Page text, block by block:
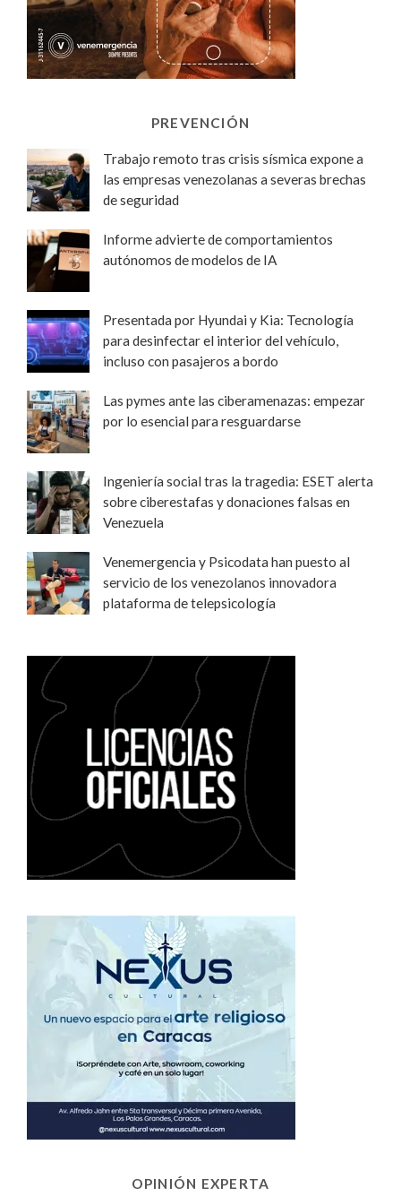
PREVENCIÓN
Trabajo remoto tras crisis sísmica expone a
las empresas venezolanas a severas brechas
de seguridad
Informe advierte de comportamientos
autónomos de modelos de IA
Presentada por Hyundai y Kia: Tecnología
para desinfectar el interior del vehículo,
incluso con pasajeros a bordo
Las pymes ante las ciberamenazas: empezar
por lo esencial para resguardarse
Ingeniería social tras la tragedia: ESET alerta
sobre ciberestafas y donaciones falsas en
Venezuela
Venemergencia y Psicodata han puesto al
servicio de los venezolanos innovadora
plataforma de telepsicología
OPINIÓN EXPERTA